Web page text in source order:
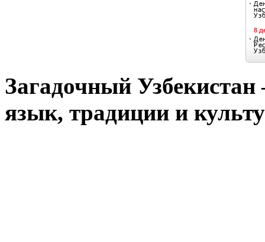
Загадочный
язык, традиции и